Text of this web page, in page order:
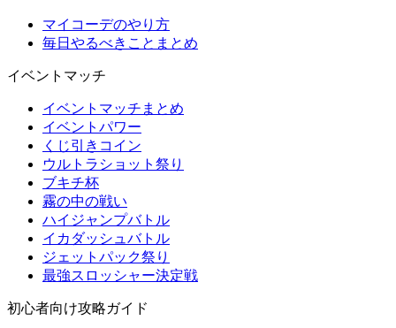
マイコーデのやり方
毎日やるべきことまとめ
イベントマッチ
イベントマッチまとめ
イベントパワー
くじ引きコイン
ウルトラショット祭り
ブキチ杯
霧の中の戦い
ハイジャンプバトル
イカダッシュバトル
ジェットパック祭り
最強スロッシャー決定戦
初心者向け攻略ガイド